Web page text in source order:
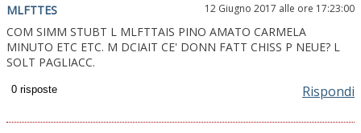
MLFTTES 12 Giugno 2017 alle ore 17:23:00
COM SIMM STUBT L MLFTTAIS PINO AMATO CARMELA
MINUTO ETC ETC. M DCIAIT CE' DONN FATT CHISS P NEUE? L
SOLT PAGLIACC.
Rispondi